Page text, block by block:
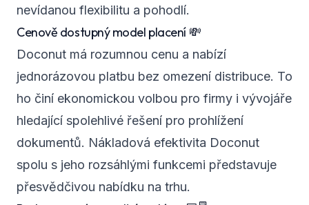
nevídanou flexibilitu a pohodlí.
Cenově dostupný model placení 💸
Doconut má rozumnou cenu a nabízí
jednorázovou platbu bez omezení distribuce. To
ho činí ekonomickou volbou pro firmy i vývojáře
hledající spolehlivé řešení pro prohlížení
dokumentů. Nákladová efektivita Doconut
spolu s jeho rozsáhlými funkcemi představuje
přesvědčivou nabídku na trhu.